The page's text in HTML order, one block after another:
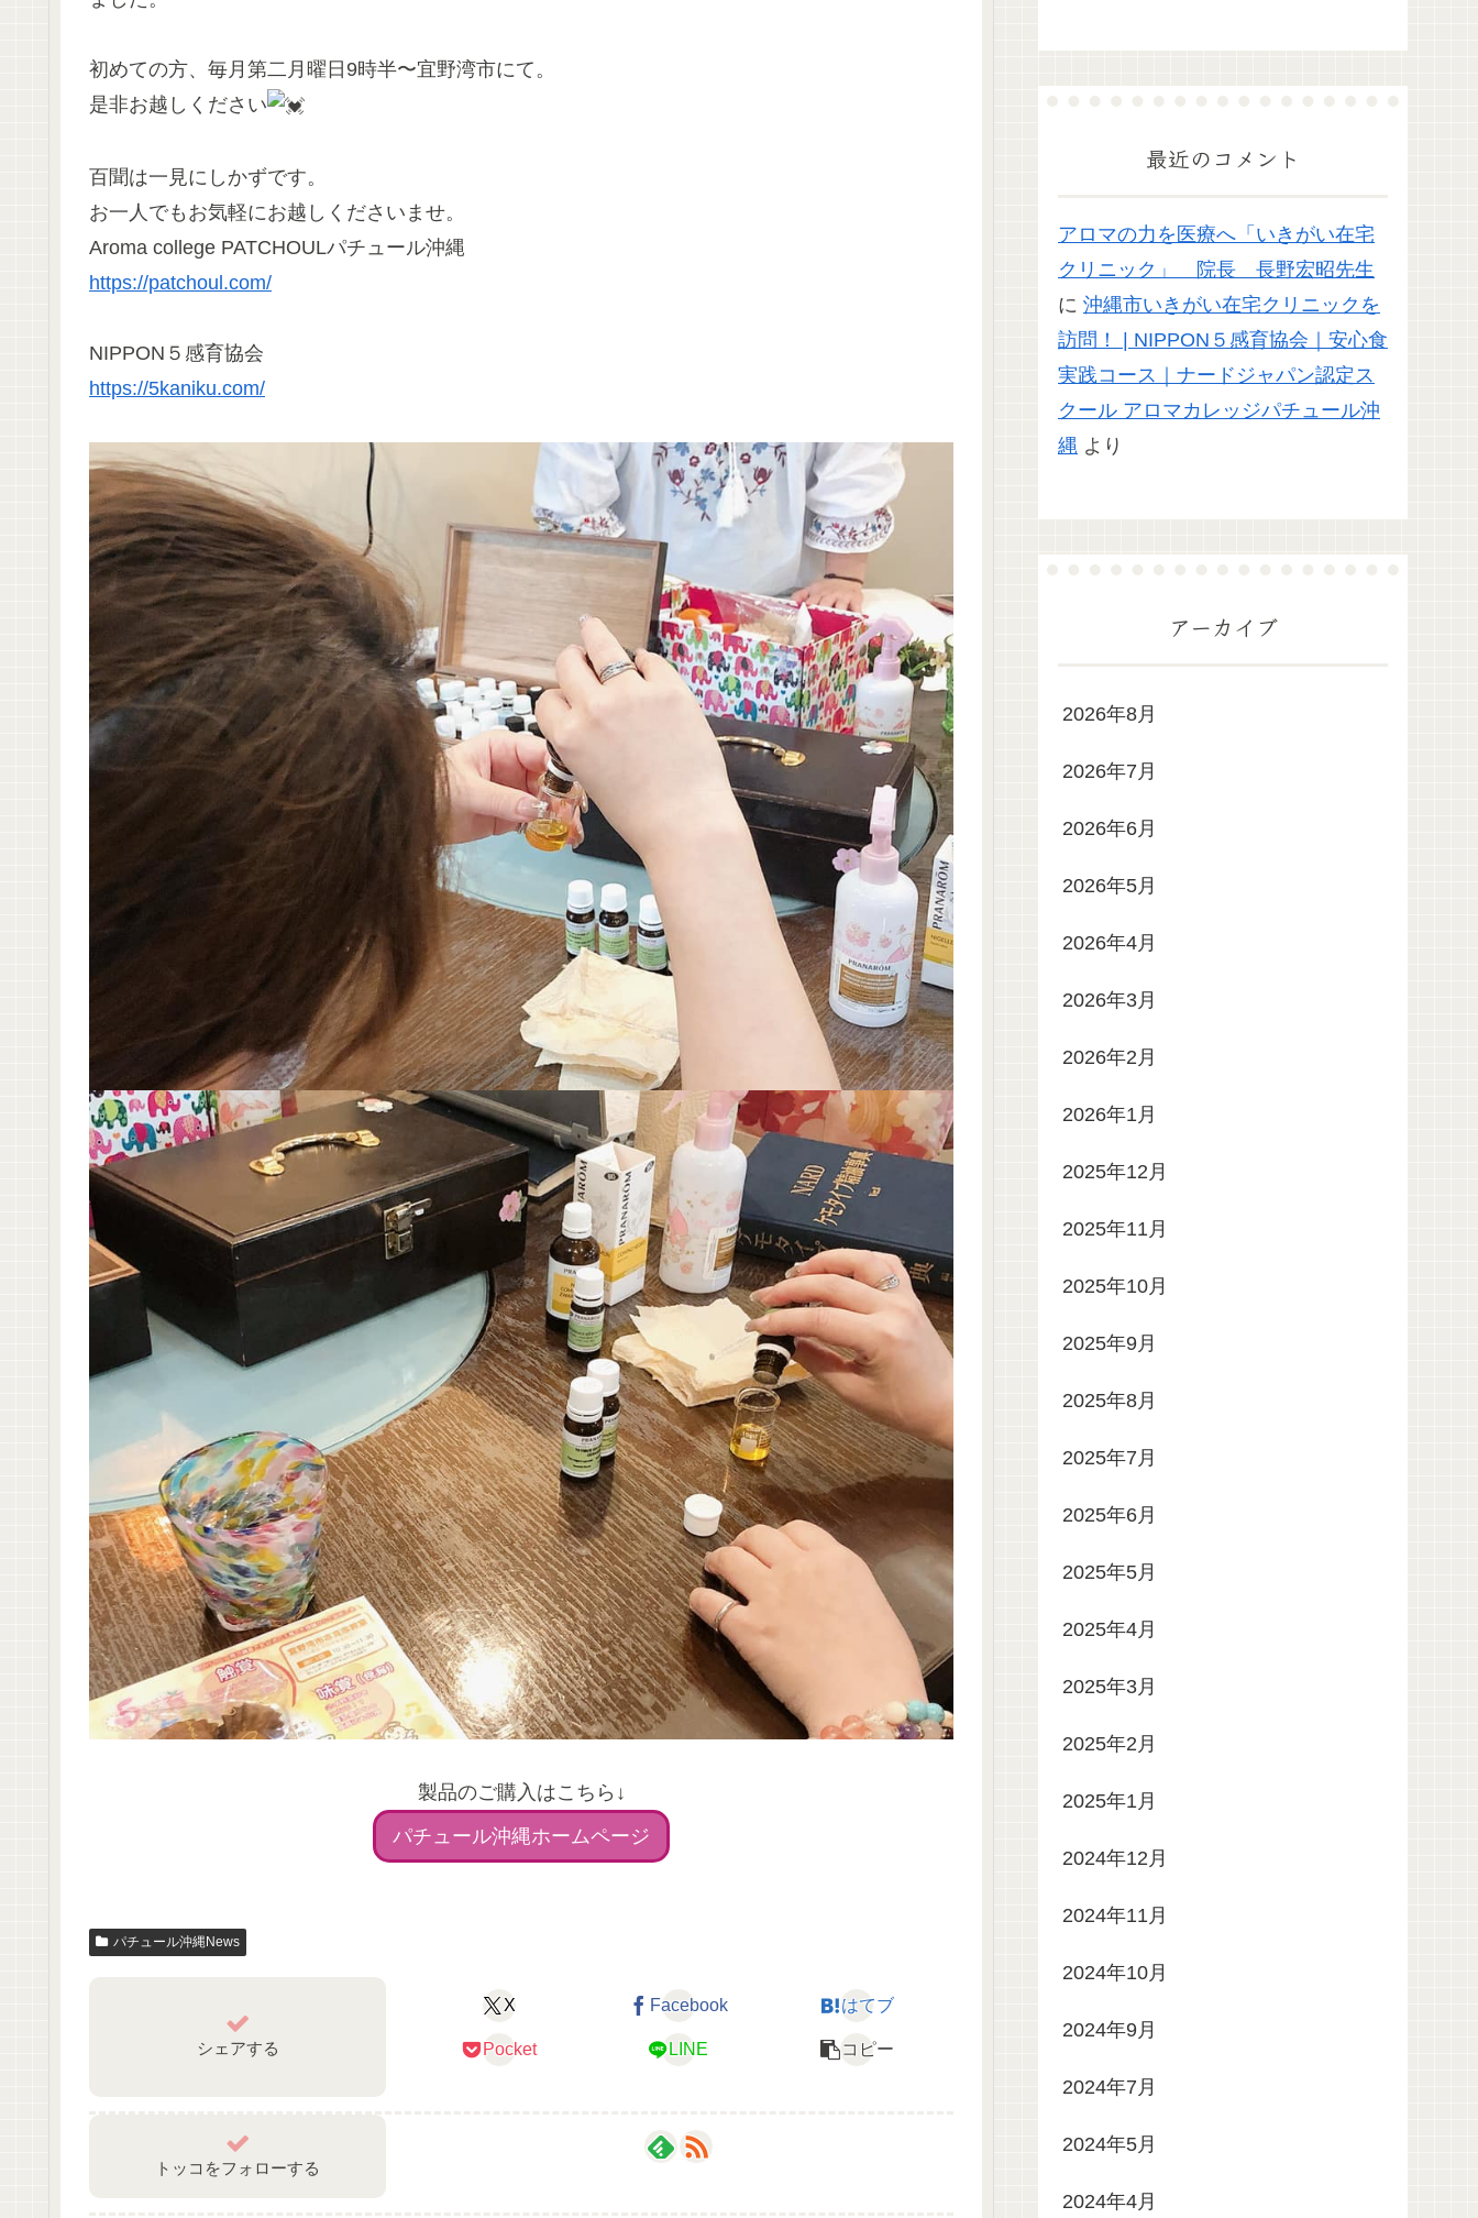
初めての方、毎月第二月曜日9時半〜宜野湾市にて。
是非お越しください
百聞は一見にしかずです。
お一人でもお気軽にお越しくださいませ。
Aroma college PATCHOULパチュール沖縄
https://patchoul.com/
NIPPON５感育協会
https://5kaniku.com/
製品のご購入はこちら↓
パチュール沖縄ホームページ
パチュール沖縄News
シェアする
X Facebook はてブ
Pocket LINE コピー
トッコをフォローする
最近のコメント
アロマの力を医療へ「いきがい在宅
クリニック」 院長 長野宏昭先生
に 沖縄市いきがい在宅クリニックを
訪問！ | NIPPON５感育協会｜安心食
実践コース｜ナードジャパン認定ス
クール アロマカレッジパチュール沖
縄 より
アーカイブ
2026年8月
2026年7月
2026年6月
2026年5月
2026年4月
2026年3月
2026年2月
2026年1月
2025年12月
2025年11月
2025年10月
2025年9月
2025年8月
2025年7月
2025年6月
2025年5月
2025年4月
2025年3月
2025年2月
2025年1月
2024年12月
2024年11月
2024年10月
2024年9月
2024年7月
2024年5月
2024年4月